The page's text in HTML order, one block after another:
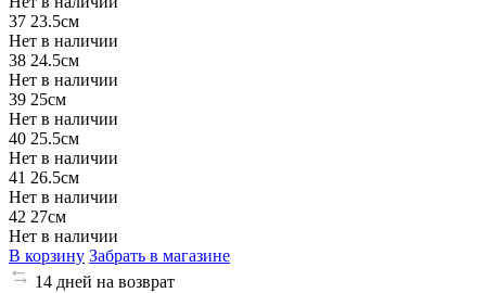
37 23.5см
Нет в наличии
38 24.5см
Нет в наличии
39 25см
Нет в наличии
40 25.5см
Нет в наличии
41 26.5см
Нет в наличии
42 27см
Нет в наличии
В корзину Забрать в магазине
14 дней на возврат